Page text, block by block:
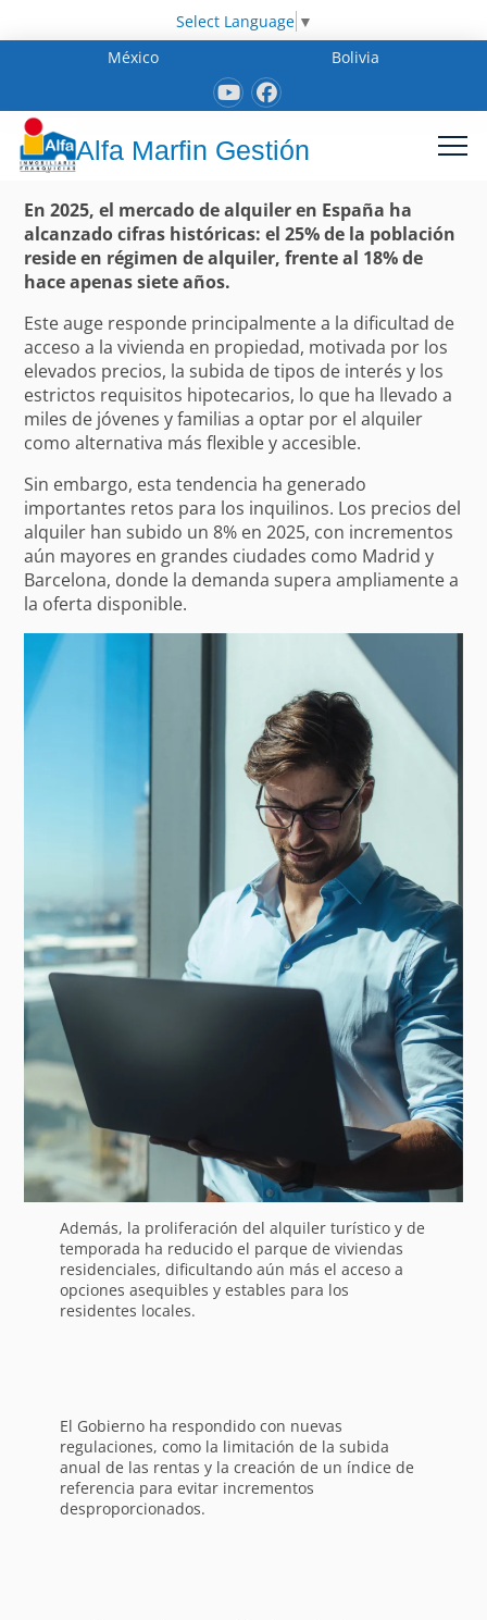
Select Language ▼
México
Bolivia
Alfa Marfin Gestión
En 2025, el mercado de alquiler en España ha
alcanzado cifras históricas: el 25% de la población
reside en régimen de alquiler, frente al 18% de
hace apenas siete años.
Este auge responde principalmente a la dificultad de
acceso a la vivienda en propiedad, motivada por los
elevados precios, la subida de tipos de interés y los
estrictos requisitos hipotecarios, lo que ha llevado a
miles de jóvenes y familias a optar por el alquiler
como alternativa más flexible y accesible.
Sin embargo, esta tendencia ha generado
importantes retos para los inquilinos. Los precios del
alquiler han subido un 8% en 2025, con incrementos
aún mayores en grandes ciudades como Madrid y
Barcelona, donde la demanda supera ampliamente a
la oferta disponible.
Además, la proliferación del alquiler turístico y de
temporada ha reducido el parque de viviendas
residenciales, dificultando aún más el acceso a
opciones asequibles y estables para los
residentes locales.
El Gobierno ha respondido con nuevas
regulaciones, como la limitación de la subida
anual de las rentas y la creación de un índice de
referencia para evitar incrementos
desproporcionados.